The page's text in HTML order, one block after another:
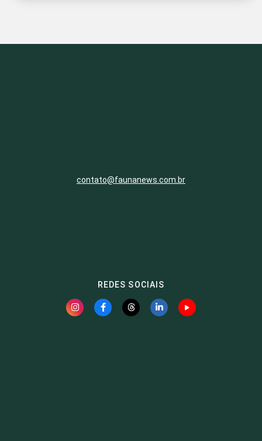
contato@faunanews.com.br
REDES SOCIAIS